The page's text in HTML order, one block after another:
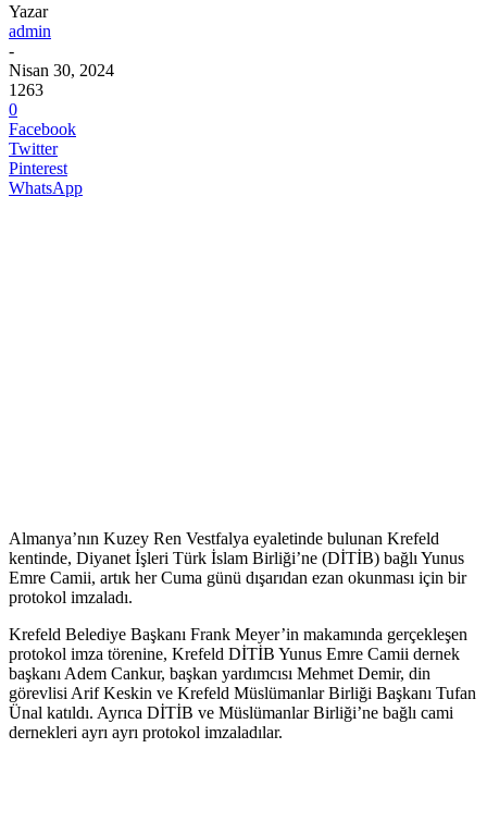
Yazar
admin
-
Nisan 30, 2024
1263
0
Facebook
Twitter
Pinterest
WhatsApp
Almanya’nın Kuzey Ren Vestfalya eyaletinde bulunan Krefeld
kentinde, Diyanet İşleri Türk İslam Birliği’ne (DİTİB) bağlı Yunus
Emre Camii, artık her Cuma günü dışarıdan ezan okunması için bir
protokol imzaladı.
Krefeld Belediye Başkanı Frank Meyer’in makamında gerçekleşen
protokol imza törenine, Krefeld DİTİB Yunus Emre Camii dernek
başkanı Adem Cankur, başkan yardımcısı Mehmet Demir, din
görevlisi Arif Keskin ve Krefeld Müslümanlar Birliği Başkanı Tufan
Ünal katıldı. Ayrıca DİTİB ve Müslümanlar Birliği’ne bağlı cami
dernekleri ayrı ayrı protokol imzaladılar.